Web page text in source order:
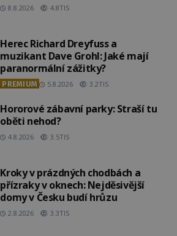
8.8.2026 4.8TIS
Herec Richard Dreyfuss a
muzikant Dave Grohl: Jaké mají
paranormální zážitky?
PREMIUM 5.8.2026 3.2TIS
Hororové zábavní parky: Straší tu
oběti nehod?
4.8.2026 3.5TIS
Kroky v prázdných chodbách a
přízraky v oknech: Nejděsivější
domy v Česku budí hrůzu
2.8.2026 3.3TIS